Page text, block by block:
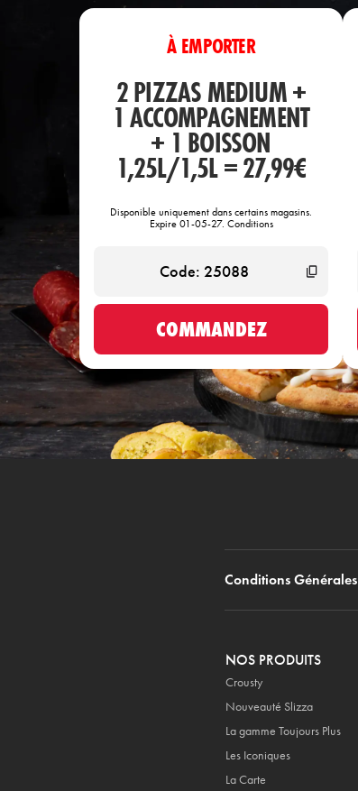
À EMPORTER
2 PIZZAS MEDIUM +
1 ACCOMPAGNEMENT
+ 1 BOISSON
1,25L/1,5L = 27,99€
Disponible uniquement dans certains magasins.
Expire 01-05-27. Conditions
COMMANDEZ
Conditions Générales
NOS PRODUITS
Crousty
Nouveauté Slizza
La gamme Toujours Plus
Les Iconiques
La Carte